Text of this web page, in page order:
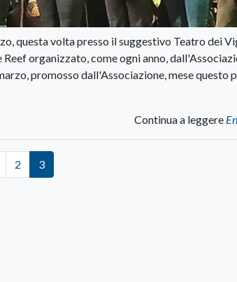
questa volta presso il suggestivo Teatro dei
organizzato, come ogni anno,
promosso dall'Associazione, mese questo
Continua a leggere
2 3